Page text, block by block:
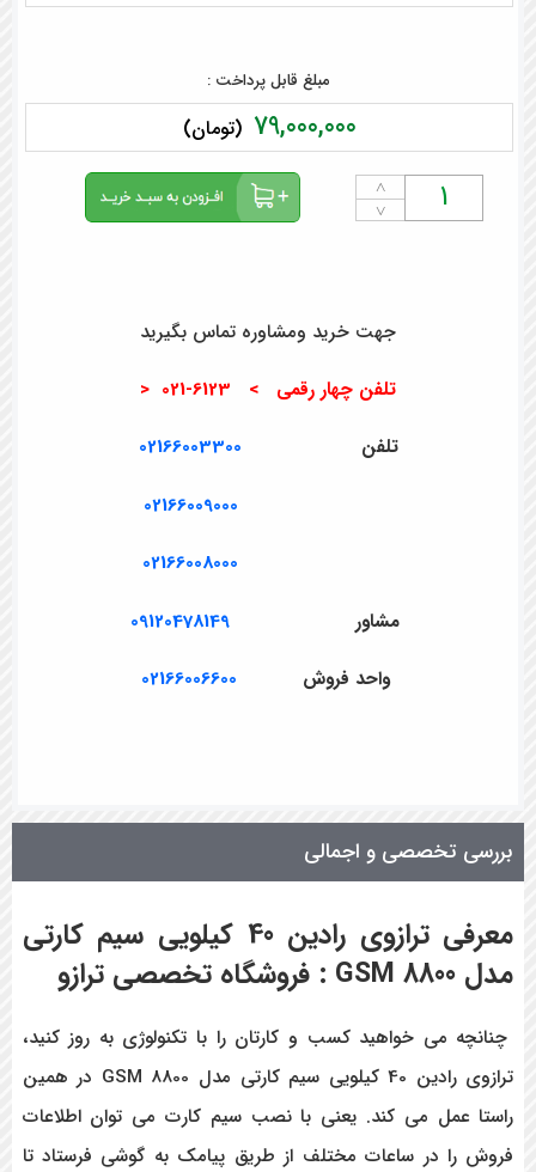
مبلغ قابل پرداخت :
79,000,000 (تومان)
˄
˅
جهت خرید ومشاوره تماس بگیرید
تلفن چهار رقمی > 6123-021 <
تلفن 02166003300
02166009000
02166008000
مشاور 09120478149
واحد فروش 02166006600
بررسی تخصصی و اجمالی
معرفی ترازوی رادین 40 کیلویی سیم کارتی
مدل 8800 GSM : فروشگاه تخصصی ترازو
چنانچه می خواهید کسب و کارتان را با تکنولوژی به روز کنید،
ترازوی رادین 40 کیلویی سیم کارتی مدل 8800 GSM در همین
راستا عمل می کند. یعنی با نصب سیم کارت می توان اطلاعات
فروش را در ساعات مختلف از طریق پیامک به گوشی فرستاد تا